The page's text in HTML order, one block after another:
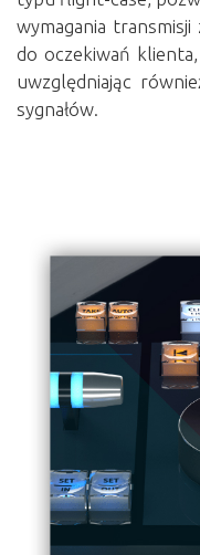
wymagania
do oczekiwań
uwzględniając
sygnałów.